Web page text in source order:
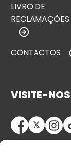
LIVRO DE
RECLAMAÇÕES
CONTACTOS
VISITE-NOS